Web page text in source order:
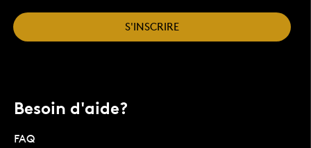
S'INSCRIRE
Besoin d'aide?
FAQ